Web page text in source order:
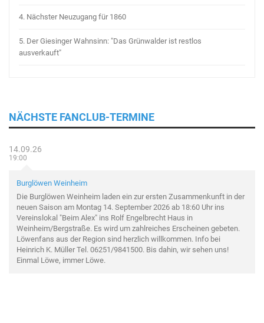
4. Nächster Neuzugang für 1860
5. Der Giesinger Wahnsinn: "Das Grünwalder ist restlos
ausverkauft"
NÄCHSTE FANCLUB-TERMINE
14.09.26
19:00
Burglöwen Weinheim
Die Burglöwen Weinheim laden ein zur ersten Zusammenkunft in der
neuen Saison am Montag 14. September 2026 ab 18:60 Uhr ins
Vereinslokal "Beim Alex" ins Rolf Engelbrecht Haus in
Weinheim/Bergstraße. Es wird um zahlreiches Erscheinen gebeten.
Löwenfans aus der Region sind herzlich willkommen. Info bei
Heinrich K. Müller Tel. 06251/9841500. Bis dahin, wir sehen uns!
Einmal Löwe, immer Löwe.